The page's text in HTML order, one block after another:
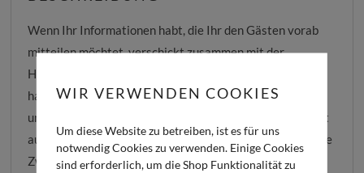
Wenn Ihr Informationen habt, die Ihr den Gästen vorab
mitteilen möchtet, verschickt zusammen mit der
Hochzeitseinladung eine Infokarte Greenery Gold. So
habt Ihr Platz für Adressen, Telefonnummern, Dresscode
und Geschenkewünsche. Die
Greenery Gold ist
auf hochwertigem farbigem Karton gedruckt. Zarte grüne
Zweige rahmen den Text ein. Der Text erscheint in einer
WIR VERWENDEN COOKIES
Um diese Website zu betreiben, ist es für uns
notwendig Cookies zu verwenden. Einige Cookies
sind erforderlich, um die Shop Funktionalität zu